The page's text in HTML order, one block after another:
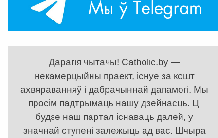
Дарагія чытачы! Catholic.by —
некамерцыйны праект, існуе за кошт
ахвяраванняў і дабрачыннай дапамогі. Мы
просім падтрымаць нашу дзейнасць. Ці
будзе наш партал існаваць далей, у
значнай ступені залежыць ад вас. Шчыра